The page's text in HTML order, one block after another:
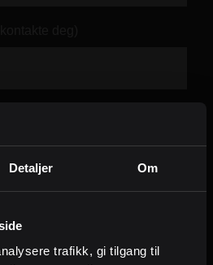
Detaljer Om
trafikk, gi tilgang til